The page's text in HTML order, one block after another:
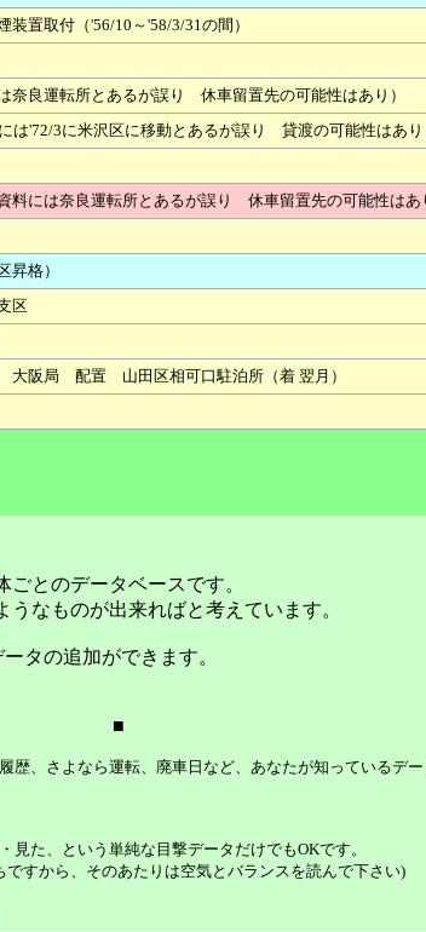
取付（'56/10～'58/3/31の間）
良運転所とあるが誤り 休車留置先の可能性はあり）
'72/3に米沢区に移動とあるが誤り 貸渡の可能性はあり
には奈良運転所とあるが誤り 休車留置先の可能性
昇格）
区
阪局 配置 山田区相可口駐泊所（着 翌月）
とのデータベースです。
なものが出来ればと考えています。
タの追加ができます。
■
歴、さよなら運転、廃車日など、あなたが知っているデー
見た、という単純な目撃データだけでもOKです。
すから、そのあたりは空気とバランスを読んで下さい)